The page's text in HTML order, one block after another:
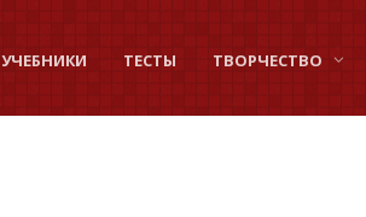
УЧЕБНИКИ ТЕСТЫ ТВОРЧЕСТВО